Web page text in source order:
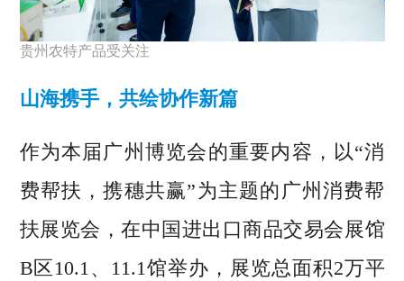
贵州农特产品受关注
山海携手，共绘协作新篇
作为本届广州博览会的重要内容，以“消
费帮扶，携穗共赢”为主题的广州消费帮
扶展览会，在中国进出口商品交易会展馆
B区10.1、11.1馆举办，展览总面积2万平